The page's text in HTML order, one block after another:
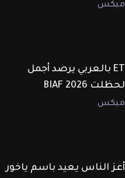
ميكس
ET بالعربي يرصد أجمل
لحظلت BIAF 2026
ميكس
أعز الناس يعيد باسم ياخور